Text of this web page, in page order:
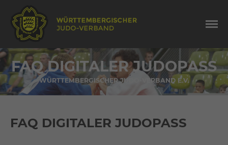
FAQ DIGITALER JUDOPASS
WÜRTTEMBERGISCHER JUDO-VERBAND E.V.
FAQ DIGITALER JUDOPASS